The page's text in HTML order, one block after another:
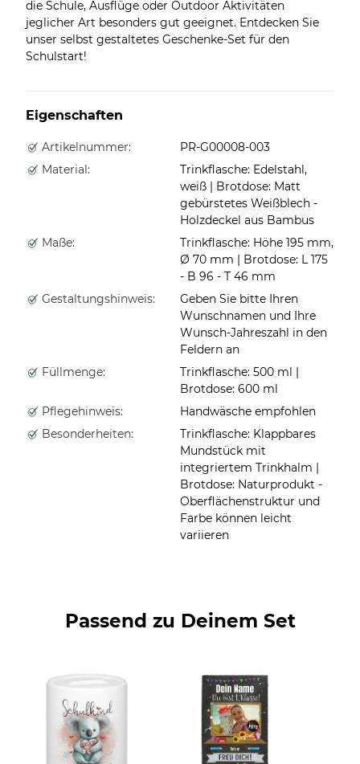
die Schule, Ausflüge oder Outdoor Aktivitäten
jeglicher Art besonders gut geeignet. Entdecken Sie
unser selbst gestaltetes Geschenke-Set für den
Schulstart!
Eigenschaften
Artikelnummer:
PR-G00008-003
Material:
Trinkflasche: Edelstahl,
weiß | Brotdose: Matt
gebürstetes Weißblech -
Holzdeckel aus Bambus
Maße:
Trinkflasche: Höhe 195 mm,
Ø 70 mm | Brotdose: L 175
- B 96 - T 46 mm
Gestaltungshinweis:
Geben Sie bitte Ihren
Wunschnamen und Ihre
Wunsch-Jahreszahl in den
Feldern an
Füllmenge:
Trinkflasche: 500 ml |
Brotdose: 600 ml
Pflegehinweis:
Handwäsche empfohlen
Besonderheiten:
Trinkflasche: Klappbares
Mundstück mit
integriertem Trinkhalm |
Brotdose: Naturprodukt -
Oberflächenstruktur und
Farbe können leicht
variieren
Passend zu Deinem Set